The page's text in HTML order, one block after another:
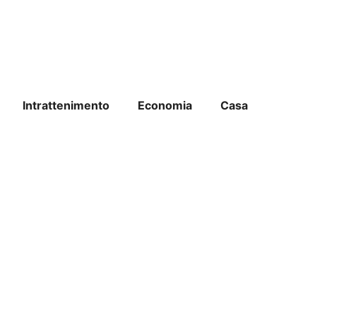
Intrattenimento Economia Casa